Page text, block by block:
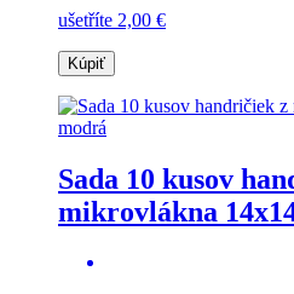
ušetříte 2,00 €
Kúpiť
Sada 10 kusov
mikrovlákna